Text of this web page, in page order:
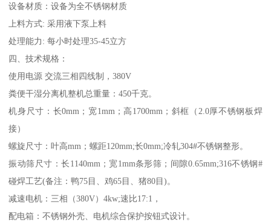
设备材质：设备为全不锈钢材质
上料方式: 采用液下泵上料
处理能力: 每小时处理35-45立方
四、技术规格：
使用电源 交流三相四线制，380V
粪便干湿分离机整机总重量：450千克。
机身尺寸：长0mm；宽1mm；高1700mm；斜框（2.0厚不锈钢板焊
接）
螺旋尺寸：叶高mm；螺距120mm;长0mm;冷轧304#不锈钢整形。
振动筛尺寸：长1140mm；宽1mm条形筛；间隙0.65mm;316不锈钢#
碰焊工艺(备注：鸭75目、鸡65目、猪80目)。
减速电机：三相（380V）4kw;速比17:1，
配电箱：不锈钢外壳、电机综合保护按钮式设计。